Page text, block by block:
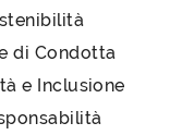
di Condotta
e Inclusione